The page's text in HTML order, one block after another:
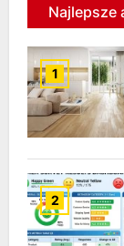
Najlepsze
1
2